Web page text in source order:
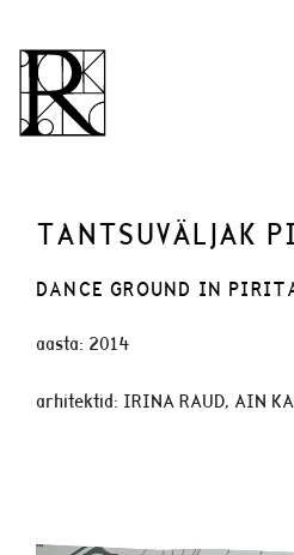
TANTSUVÄLJAK
DANCE GROUND IN
aasta: 2014
arhitektid: IRINA RAUD, AIN